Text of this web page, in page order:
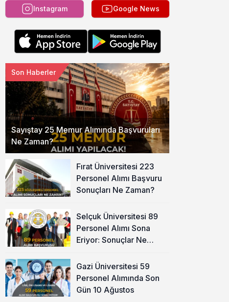
Instagram Google News
Sayıştay 25 Memur Alımında Başvuruları
Ne Zaman?
Son Haberler
Fırat Üniversitesi 223
Personel Alımı Başvuru
Sonuçları Ne Zaman?
Selçuk Üniversitesi 89
Personel Alımı Sona
Eriyor: Sonuçlar Ne
Gazi Üniversitesi 59
Personel Alımında Son
Gün 10 Ağustos